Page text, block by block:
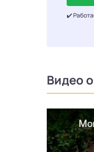
✔️
Видео